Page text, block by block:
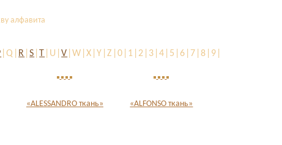
алфавита
|Q| R |S T |U|V |W|X|Y|Z|0|1|2|3|4|5|6|7|8|9|
«ALESSANDRO ткань» «ALFONSO ткань»